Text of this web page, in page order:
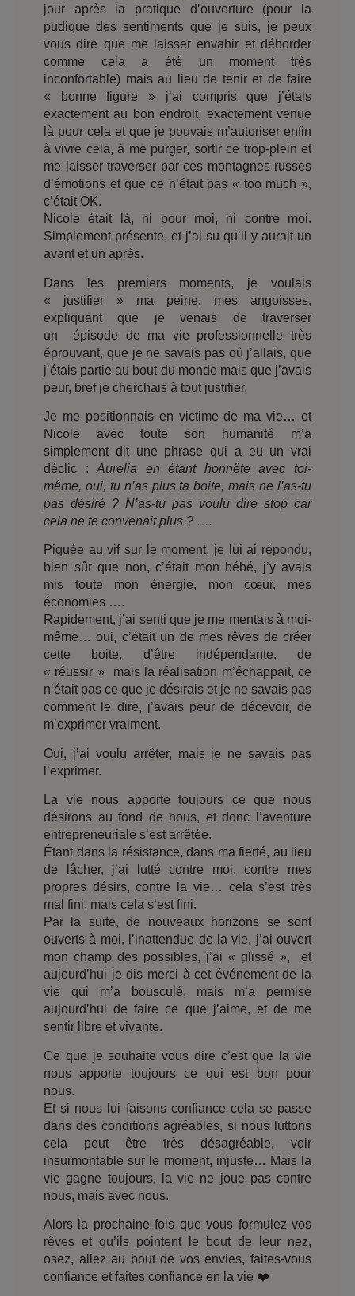
jour après la pratique d’ouverture (pour la
pudique des sentiments que je suis, je peux
vous dire que me laisser envahir et déborder
comme cela a été un moment très
inconfortable) mais au lieu de tenir et de faire
« bonne figure » j’ai compris que j’étais
exactement au bon endroit, exactement venue
là pour cela et que je pouvais m’autoriser enfin
à vivre cela, à me purger, sortir ce trop-plein et
me laisser traverser par ces montagnes russes
d’émotions et que ce n’était pas « too much »,
c’était OK.
Nicole était là, ni pour moi, ni contre moi.
Simplement présente, et j’ai su qu’il y aurait un
avant et un après.
Dans les premiers moments, je voulais
« justifier » ma peine, mes angoisses,
expliquant que je venais de traverser
un épisode de ma vie professionnelle très
éprouvant, que je ne savais pas où j’allais, que
j’étais partie au bout du monde mais que j’avais
peur, bref je cherchais à tout justifier.
Je me positionnais en victime de ma vie… et
Nicole avec toute son humanité m’a
simplement dit une phrase qui a eu un vrai
déclic :Aurelia en étant honnête avec toi-
même, oui, tu n’as plus ta boite, mais ne l’as-tu
pas désiré ? N’as-tu pas voulu dire stop car
cela ne te convenait plus ? ….
Piquée au vif sur le moment, je lui ai répondu,
bien sûr que non, c’était mon bébé, j’y avais
mis toute mon énergie, mon cœur, mes
économies ….
Rapidement, j’ai senti que je me mentais à moi-
même… oui, c’était un de mes rêves de créer
cette boite, d’être indépendante, de
« réussir » mais la réalisation m’échappait, ce
n’était pas ce que je désirais et je ne savais pas
comment le dire, j’avais peur de décevoir, de
m’exprimer vraiment.
Oui, j’ai voulu arrêter, mais je ne savais pas
l’exprimer.
La vie nous apporte toujours ce que nous
désirons au fond de nous, et donc l’aventure
entrepreneuriale s’est arrêtée.
Étant dans la résistance, dans ma fierté, au lieu
de lâcher, j’ai lutté contre moi, contre mes
propres désirs, contre la vie… cela s’est très
mal fini, mais cela s’est fini.
Par la suite, de nouveaux horizons se sont
ouverts à moi, l’inattendue de la vie, j’ai ouvert
mon champ des possibles, j’ai « glissé », et
aujourd’hui je dis merci à cet événement de la
vie qui m’a bousculé, mais m’a permise
aujourd’hui de faire ce que j’aime, et de me
sentir libre et vivante.
Ce que je souhaite vous dire c’est que la vie
nous apporte toujours ce qui est bon pour
nous.
Et si nous lui faisons confiance cela se passe
dans des conditions agréables, si nous luttons
cela peut être très désagréable, voir
insurmontable sur le moment, injuste… Mais la
vie gagne toujours, la vie ne joue pas contre
nous, mais avec nous.
Alors la prochaine fois que vous formulez vos
rêves et qu’ils pointent le bout de leur nez,
osez, allez au bout de vos envies, faites-vous
confiance et faites confiance en la vie ❤️